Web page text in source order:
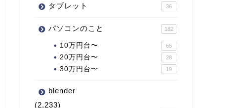
タブレット 36
パソコンのこと 182
10万円台〜 65
20万円台〜 28
30万円台〜 19
blender
(2,233)